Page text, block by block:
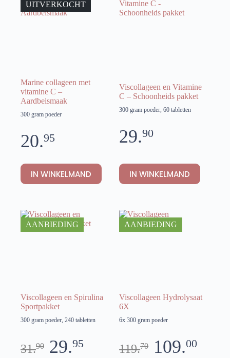
UITVERKOCHT
Marine collageen met
vitamine C –
Aardbeismaak
300 gram poeder
20.95
IN WINKELMAND
Viscollageen en Vitamine
C – Schoonheids pakket
300 gram poeder, 60 tabletten
29.90
IN WINKELMAND
AANBIEDING
Viscollageen en Spirulina
Sportpakket
300 gram poeder, 240 tabletten
31.90 29.95
AANBIEDING
Viscollageen Hydrolysaat
6X
6x 300 gram poeder
119.70 109.00